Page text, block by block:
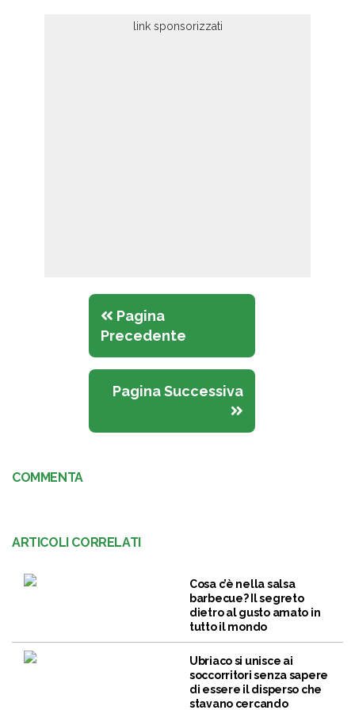
Pagina
Precedente
Pagina Successiva
COMMENTA
ARTICOLI CORRELATI
Cosa c’è nella salsa
barbecue? Il segreto
dietro al gusto amato in
tutto il mondo
Ubriaco si unisce ai
soccorritori senza sapere
di essere il disperso che
stavano cercando